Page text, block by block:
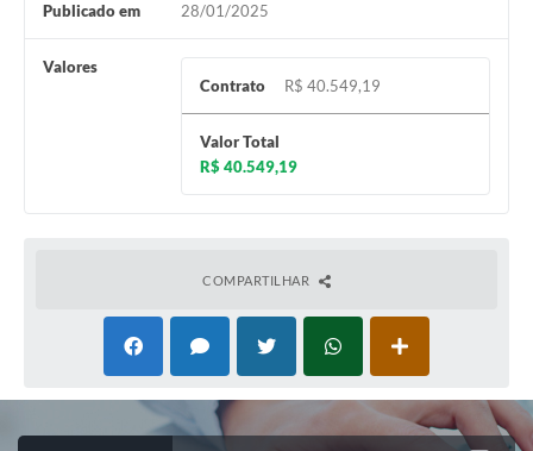
Publicado em 28/01/2025
Valores
Contrato
R$ 40.549,19
Valor Total
R$ 40.549,19
COMPARTILHAR